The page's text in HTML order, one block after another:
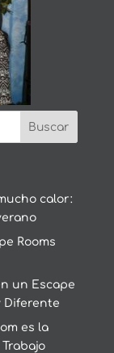
calor:
Rooms
un Escape
Diferente
es la